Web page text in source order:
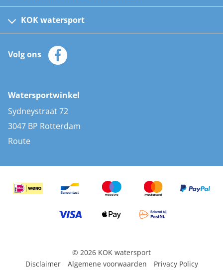
Kinder reddingsvesten
Automatische reddingsvesten
Zeilkleding
Zonnepanelen
AIS transponders
Stootwillen en fenders
Bootkussens
Zwemtrappen
KOK watersport
Klantenservice
Merken
Volg ons
Watersportwinkel
Sydneystraat 72
3047 BP Rotterdam
Route
© 2026 KOK watersport
Disclaimer
Algemene voorwaarden Privacy Policy